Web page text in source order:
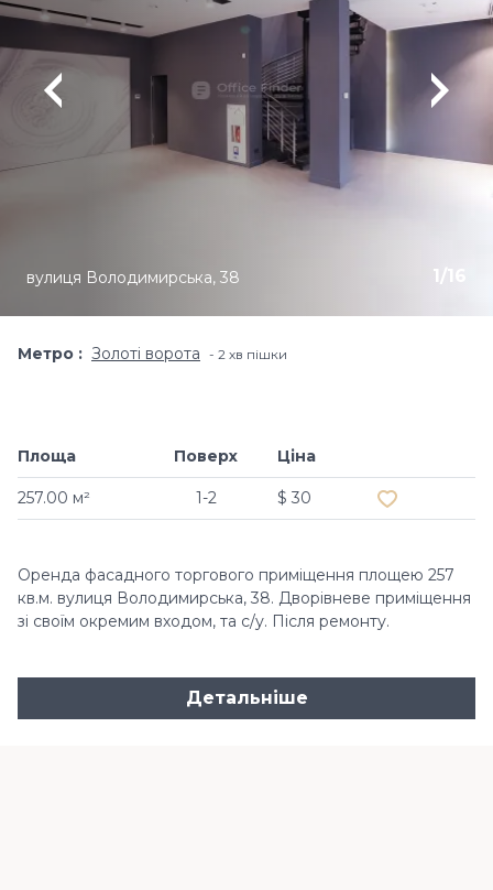
1/16
вулиця Володимирська, 38
Метро Золоті ворота 2 хв пішки
Площа
257.00 м²
Поверх
1-2
Ціна
$ 30
Оренда фасадного торгового приміщення площею 257
кв.м. вулиця Володимирська, 38. Дворівневе приміщення
зі своїм окремим входом, та с/у. Після ремонту.
Детальніше